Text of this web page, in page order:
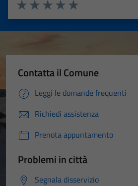
Valuta 5 stelle su 5
Valuta 4 stelle su 5
Valuta 3 stelle su 5
Valuta 2 stelle su 5
Valuta 1 stelle su 5
Contatta il Comune
Leggi le domande frequenti
Richiedi assistenza
Prenota appuntamento
Problemi in città
Segnala disservizio